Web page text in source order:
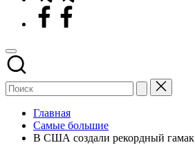
Facebook
Главная
Самые большие
В США создали рекордный гамак